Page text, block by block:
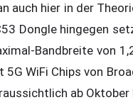
auch hier in der
Dongle hingegen
Bandbreite von
5G WiFi Chips von
ab Oktober